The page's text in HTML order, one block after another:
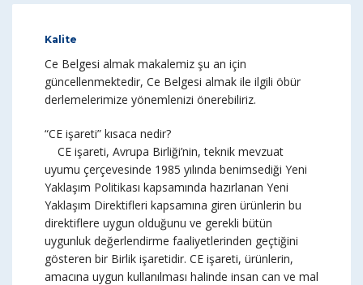
Kalite
Ce Belgesi almak makalemiz şu an için
güncellenmektedir, Ce Belgesi almak ile ilgili öbür
derlemelerimize yönemlenizi önerebiliriz.
“CE işareti” kısaca nedir?
CE işareti, Avrupa Birliği’nin, teknik mevzuat
uyumu çerçevesinde 1985 yılında benimsediği Yeni
Yaklaşım Politikası kapsamında hazırlanan Yeni
Yaklaşım Direktifleri kapsamına giren ürünlerin bu
direktiflere uygun olduğunu ve gerekli bütün
uygunluk değerlendirme faaliyetlerinden geçtiğini
gösteren bir Birlik işaretidir. CE işareti, ürünlerin,
amacına uygun kullanılması halinde insan can ve mal